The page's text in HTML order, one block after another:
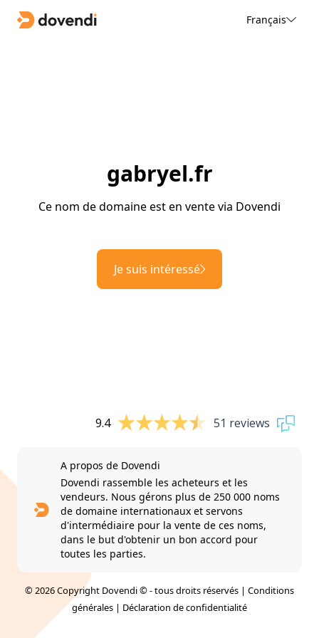
Français
gabryel.fr
Ce nom de domaine est en vente via Dovendi
Je suis intéressé
9.4 51 reviews
A propos de Dovendi
Dovendi rassemble les acheteurs et les
vendeurs. Nous gérons plus de 250 000 noms
de domaine internationaux et servons
d'intermédiaire pour la vente de ces noms,
dans le but d'obtenir un bon accord pour
toutes les parties.
© 2026 Copyright Dovendi © - tous droits réservés | Conditions
générales | Déclaration de confidentialité